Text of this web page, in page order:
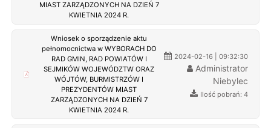
MIAST ZARZĄDZONYCH NA DZIEŃ 7
KWIETNIA 2024 R.
Wniosek o sporządzenie aktu
pełnomocnictwa w WYBORACH DO
RAD GMIN, RAD POWIATÓW I
SEJMIKÓW WOJEWÓDZTW ORAZ
WÓJTÓW, BURMISTRZÓW I
PREZYDENTÓW MIAST
ZARZĄDZONYCH NA DZIEŃ 7
KWIETNIA 2024 R.
2024-02-16 | 09:32:30
Administrator
Niebylec
Ilość pobrań: 4